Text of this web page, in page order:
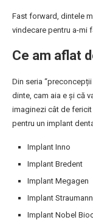
Fast forward, dintele
vindecare pentru a-mi
Ce am aflat
Din seria
dinte, cam aia e și că
imaginezi cât de
pentru un implant
Implant Inno
Implant Bredent
Implant Megagen
Implant Straumann
Implant Nobel